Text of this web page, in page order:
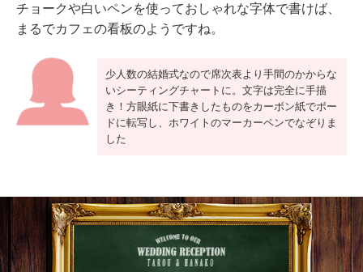
チョークや白いペンを使っておしゃれな字体で書けば、
まるでカフェの看板のようですね。
少人数の結婚式なので席次表より手間のかからな
いシーティングチャートに。文字は完全に手描
き！方眼紙に下書きしたものをカーボン紙でボー
ドに転写し、ホワイトのマーカーペンでなぞりま
した